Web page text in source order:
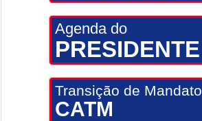
Agenda do
PRESIDENTE
Transição de Mandato
CATM